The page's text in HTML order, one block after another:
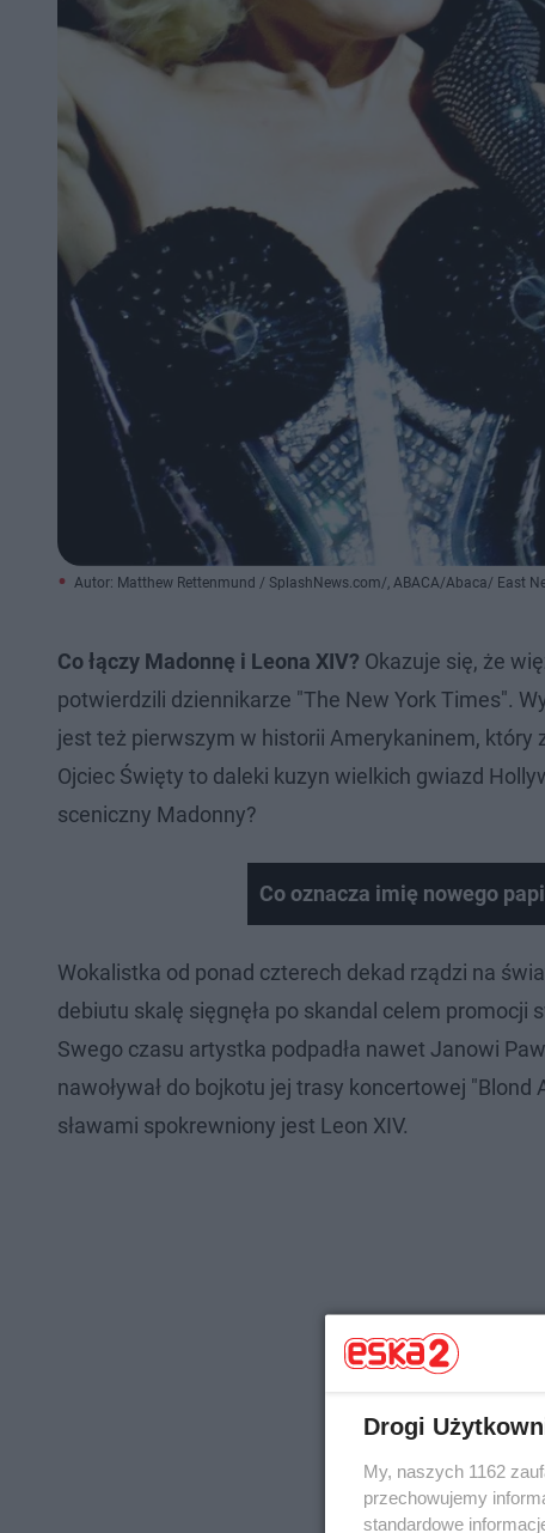
Autor: Matthew Rettenmund / SplashNews.com/, ABACA/Abaca/ East
Co łączy Madonnę i Leona XIV? Okazuje się, że
potwierdzili dziennikarze "The New York Times".
jest też pierwszym w historii Amerykaninem, który
Ojciec Święty to daleki kuzyn wielkich gwiazd
sceniczny Madonny?
Co oznacza imię nowego
Wokalistka od ponad czterech dekad rządzi na
debiutu skalę sięgnęła po skandal celem
Swego czasu artystka podpadła nawet Janowi
nawoływał do bojkotu jej trasy koncertowej
sławami spokrewniony jest Leon XIV.
Drogi
My, naszych 1162
przechowujemy
standardowe